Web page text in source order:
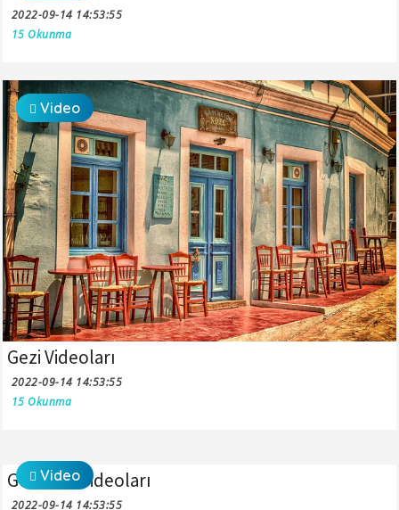
2022-09-14 14:53:55
15 Okunma
Video
Gezi Videoları
2022-09-14 14:53:55
15 Okunma
Video
Gündem Videoları
2022-09-14 14:53:55